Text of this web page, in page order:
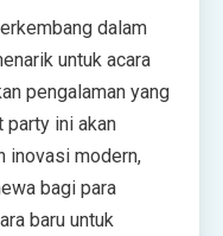
dalam
untuk acara
pengalaman yang
party ini akan
inovasi modern,
bagi para
baru untuk